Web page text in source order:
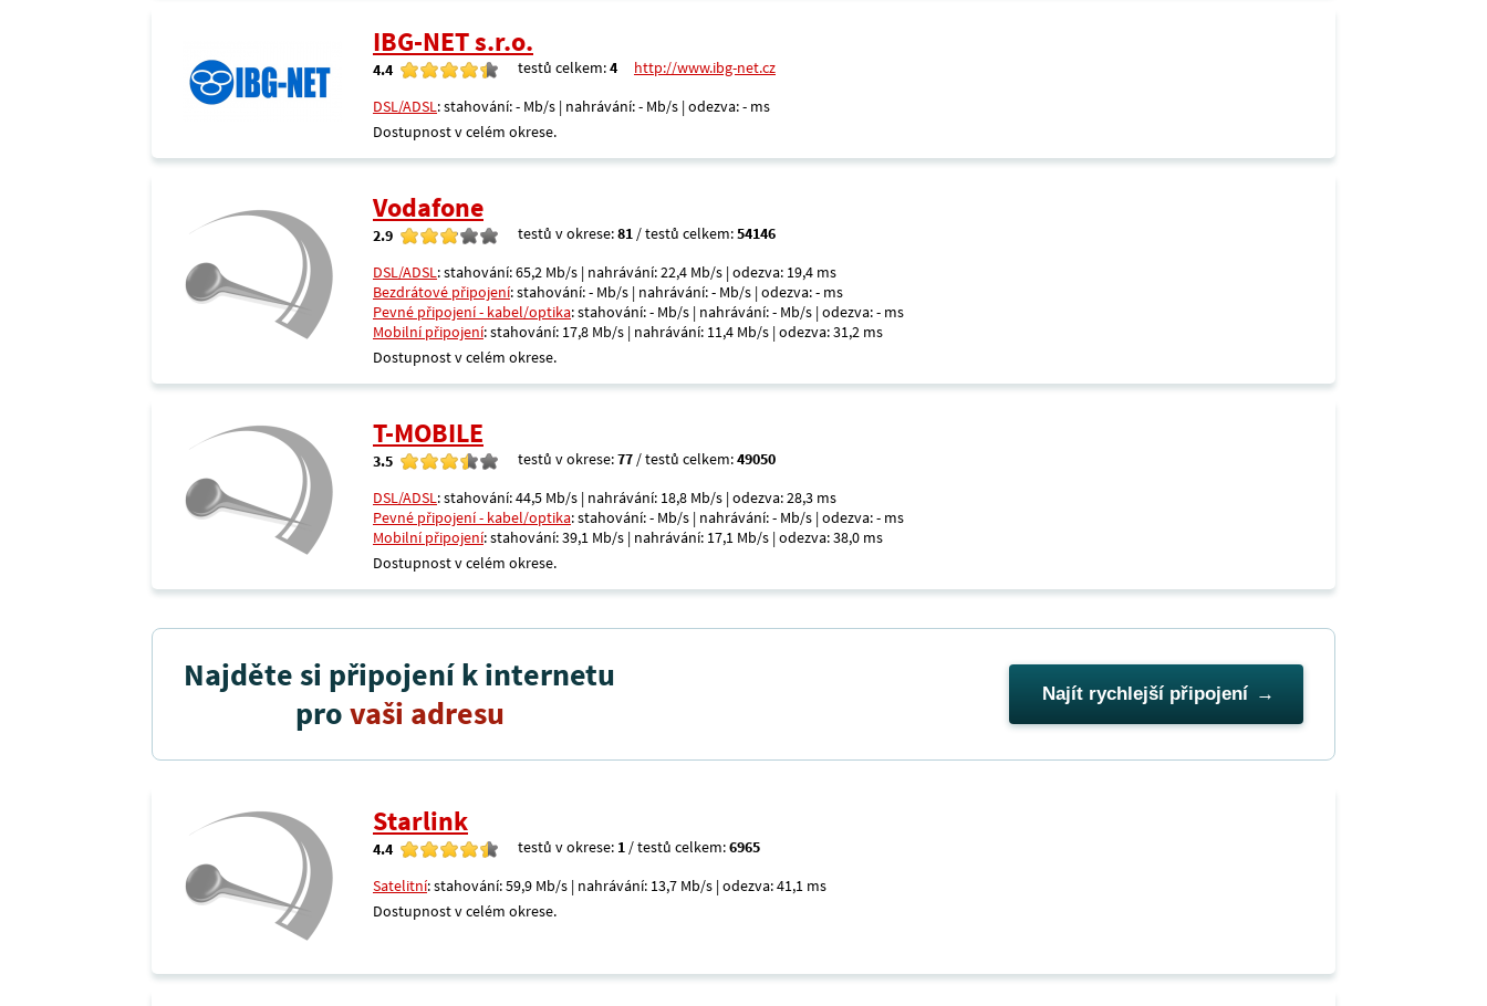
IBG-NET s.r.o.
4.4 testů celkem:4
http://www.ibg-net.cz
DSL/ADSL: stahování: - Mb/s | nahrávání: - Mb/s | odezva: - ms
Dostupnost v celém okrese.
Vodafone
2.9 testů v okrese:81 / testů celkem:54146
DSL/ADSL: stahování: 65,2 Mb/s | nahrávání: 22,4 Mb/s | odezva: 19,4 ms
Bezdrátové připojení: stahování: - Mb/s | nahrávání: - Mb/s | odezva: - ms
Pevné připojení - kabel/optika: stahování: - Mb/s | nahrávání: - Mb/s | odezva: - ms
Mobilní připojení: stahování: 17,8 Mb/s | nahrávání: 11,4 Mb/s | odezva: 31,2 ms
Dostupnost v celém okrese.
T-MOBILE
3.5 testů v okrese:77 / testů celkem:49050
DSL/ADSL: stahování: 44,5 Mb/s | nahrávání: 18,8 Mb/s | odezva: 28,3 ms
Pevné připojení - kabel/optika: stahování: - Mb/s | nahrávání: - Mb/s | odezva: - ms
Mobilní připojení: stahování: 39,1 Mb/s | nahrávání: 17,1 Mb/s | odezva: 38,0 ms
Dostupnost v celém okrese.
Najděte si připojení k internetu
provaši adresu Najít rychlejší připojení
Starlink
4.4 testů v okrese: 1 / testů celkem:6965
Satelitní: stahování: 59,9 Mb/s | nahrávání: 13,7 Mb/s | odezva: 41,1 ms
Dostupnost v celém okrese.